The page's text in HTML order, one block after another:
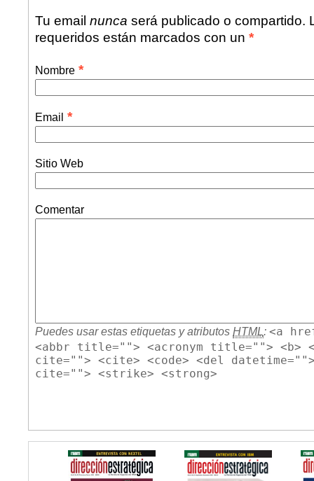
Tu email nunca será publicado o compartido.
requeridos están marcados con un *
Nombre *
Email *
Sitio Web
Comentar
Puedes usar estas etiquetas y atributos HTML: <a
<abbr title=""> <acronym title=""> <b>
cite=""> <cite> <code> <del
cite=""> <strike> <strong>